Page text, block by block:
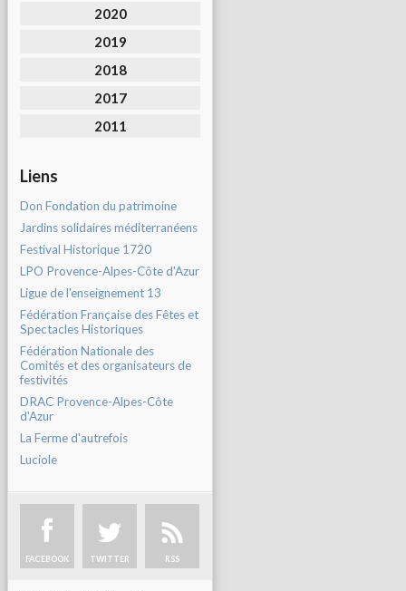
2020
2019
2018
2017
2011
Liens
Don Fondation du patrimoine
Jardins solidaires méditerranéens
Festival Historique 1720
LPO Provence-Alpes-Côte d'Azur
Ligue de l'enseignement 13
Fédération Française des Fêtes et
Spectacles Historiques
Fédération Nationale des
Comités et des organisateurs de
festivités
DRAC Provence-Alpes-Côte
d'Azur
La Ferme d'autrefois
Luciole
FACEBOOK TWITTER RSS